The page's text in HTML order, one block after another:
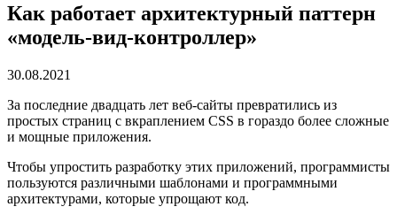
Как работает архитектурный паттерн
«модель-вид-контроллер»
30.08.2021
За последние двадцать лет веб-сайты превратились из
простых страниц с вкраплением CSS в гораздо более сложные
и мощные приложения.
Чтобы упростить разработку этих приложений, программисты
пользуются различными шаблонами и программными
архитектурами, которые упрощают код.